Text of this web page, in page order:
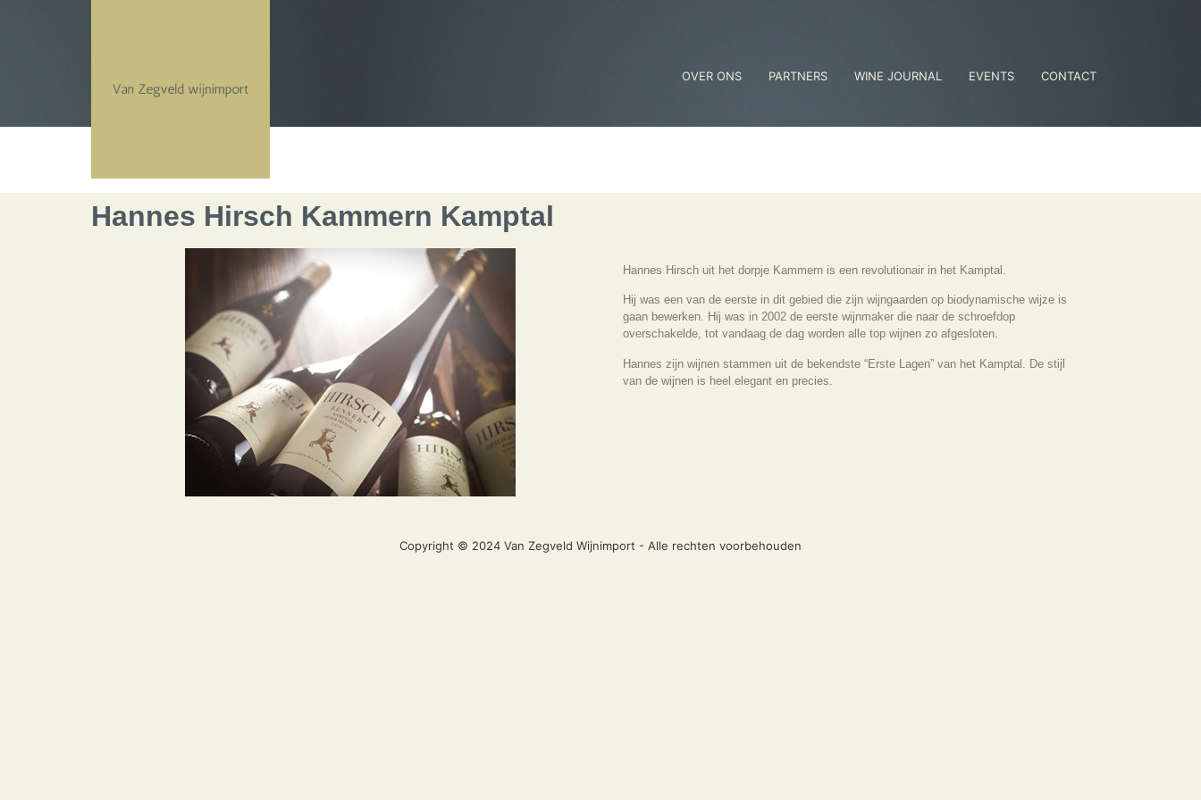
OVER ONS PARTNERS WINE JOURNAL EVENTS CONTACT
Hannes Hirsch Kammern Kamptal
Hannes Hirsch uit het dorpje Kammern is een revolutionair in het Kamptal.
Hij was een van de eerste in dit gebied die zijn wijngaarden op biodynamische wijze is
gaan bewerken. Hij was in 2002 de eerste wijnmaker die naar de schroefdop
overschakelde, tot vandaag de dag worden alle top wijnen zo afgesloten.
Hannes zijn wijnen stammen uit de bekendste “Erste Lagen” van het Kamptal. De stijl
van de wijnen is heel elegant en precies.
Copyright © 2024 Van Zegveld Wijnimport - Alle rechten voorbehouden